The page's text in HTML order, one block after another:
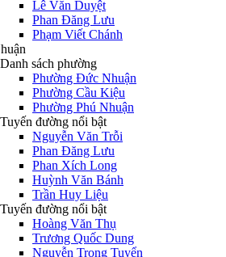
Lê Văn Duyệt
Phan Đăng Lưu
Phạm Viết Chánh
Danh sách phường
Phường Đức Nhuận
Phường Cầu Kiệu
Phường Phú Nhuận
Tuyến đường nổi bật
Nguyễn Văn Trỗi
Phan Đăng Lưu
Phan Xích Long
Huỳnh Văn Bánh
Trần Huy Liệu
Tuyến đường nổi bật
Hoàng Văn Thụ
Trương Quốc Dung
Nguyễn Trọng Tuyển